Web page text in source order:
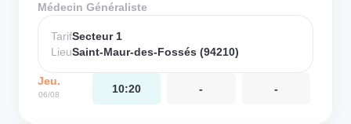
Médecin Généraliste
TarifSecteur 1
LieuSaint-Maur-des-Fossés (94210)
Jeu.
06/08 10:20 - -